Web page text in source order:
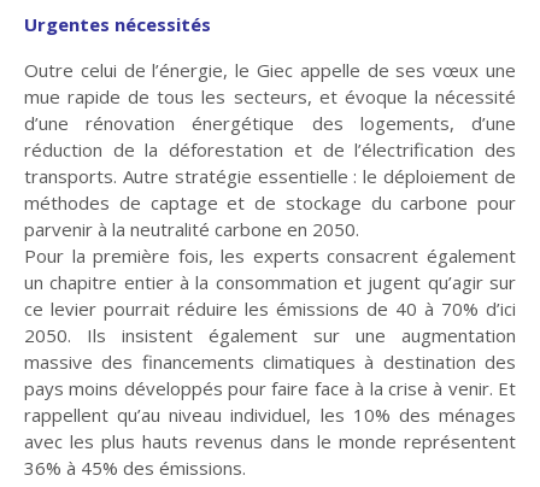
Culture Pour respirer
En bref
mythes
Guetter l'aurore
Lire, toucher, sentir Crèches et mystères
Urgentes nécessités
Outre celui de l’énergie, le Giec appelle de ses vœux une
mue rapide de tous les secteurs, et évoque la nécessité
d’une rénovation énergétique des logements, d’une
réduction de la déforestation et de l’électrification des
transports. Autre stratégie essentielle : le déploiement de
méthodes de captage et de stockage du carbone pour
parvenir à la neutralité carbone en 2050.
Pour la première fois, les experts consacrent également
un chapitre entier à la consommation et jugent qu’agir sur
ce levier pourrait réduire les émissions de 40 à 70% d’ici
2050. Ils insistent également sur une augmentation
massive des financements climatiques à destination des
pays moins développés pour faire face à la crise à venir. Et
rappellent qu’au niveau individuel, les 10% des ménages
avec les plus hauts revenus dans le monde représentent
36% à 45% des émissions.